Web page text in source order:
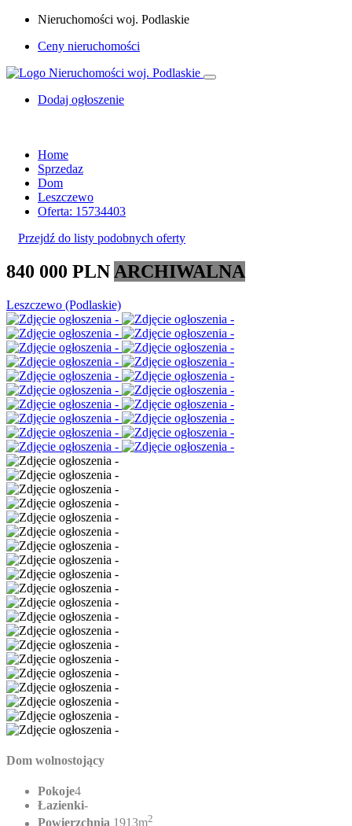
Nieruchomości woj. Podlaskie
Ceny nieruchomości
Dodaj ogłoszenie
Home
Sprzedaz
Dom
Leszczewo
Oferta: 15734403
Przejdź do listy podobnych oferty
840 000 PLN ARCHIWALNA
Leszczewo (Podlaskie)
Dom wolnostojący
Pokoje4
Łazienki-
Powierzchnia 1913m2